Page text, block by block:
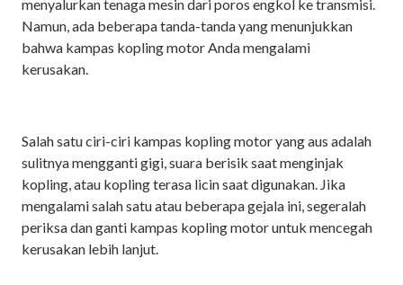
menyalurkan tenaga mesin dari poros engkol ke transmisi.
Namun, ada beberapa tanda-tanda yang menunjukkan
bahwa kampas kopling motor Anda mengalami
kerusakan.
Salah satu ciri-ciri kampas kopling motor yang aus adalah
sulitnya mengganti gigi, suara berisik saat menginjak
kopling, atau kopling terasa licin saat digunakan. Jika
mengalami salah satu atau beberapa gejala ini, segeralah
periksa dan ganti kampas kopling motor untuk mencegah
kerusakan lebih lanjut.